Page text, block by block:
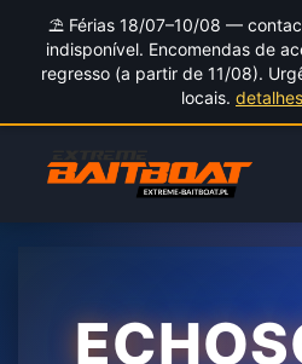
⛱️ Férias 18/07–10/08 —
indisponível. Encomendas de
regresso (a partir de 11/08).
locais.
content